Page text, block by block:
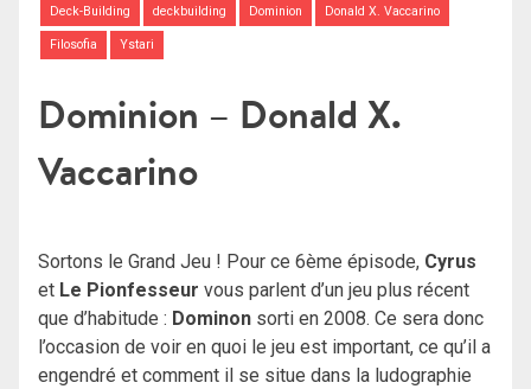
Deck-Building deckbuilding Dominion Donald X. Vaccarino
Filosofia Ystari
Dominion – Donald X.
Vaccarino
Sortons le Grand Jeu ! Pour ce 6ème épisode, Cyrus
et Le Pionfesseur vous parlent d’un jeu plus récent
que d’habitude : Dominon sorti en 2008. Ce sera donc
l’occasion de voir en quoi le jeu est important, ce qu’il a
engendré et comment il se situe dans la ludographie